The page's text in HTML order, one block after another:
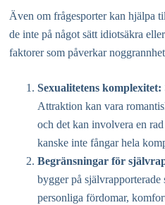
Även om frågesporter kan hjälpa
de inte på något sätt idiotsäkra
faktorer som påverkar
Sexualitetens komplexitet:
Attraktion kan vara
och det kan involvera en
kanske inte fångar hela
Begränsningar för
bygger på självrapporterade
personliga fördomar,